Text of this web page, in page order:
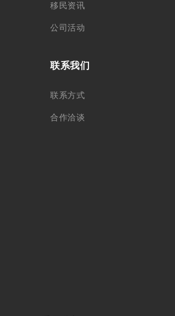
移民资讯
公司活动
联系我们
联系方式
合作洽谈